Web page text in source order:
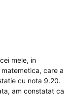
mele, in
care a
cu nota 9.20.
am constatat ca